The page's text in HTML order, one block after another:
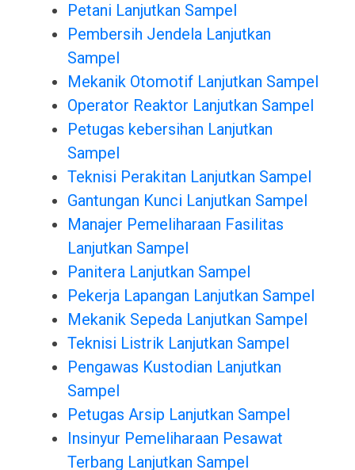
Petani Lanjutkan Sampel
Pembersih Jendela Lanjutkan
Sampel
Mekanik Otomotif Lanjutkan Sampel
Operator Reaktor Lanjutkan Sampel
Petugas kebersihan Lanjutkan
Sampel
Teknisi Perakitan Lanjutkan Sampel
Gantungan Kunci Lanjutkan Sampel
Manajer Pemeliharaan Fasilitas
Lanjutkan Sampel
Panitera Lanjutkan Sampel
Pekerja Lapangan Lanjutkan Sampel
Mekanik Sepeda Lanjutkan Sampel
Teknisi Listrik Lanjutkan Sampel
Pengawas Kustodian Lanjutkan
Sampel
Petugas Arsip Lanjutkan Sampel
Insinyur Pemeliharaan Pesawat
Terbang Lanjutkan Sampel